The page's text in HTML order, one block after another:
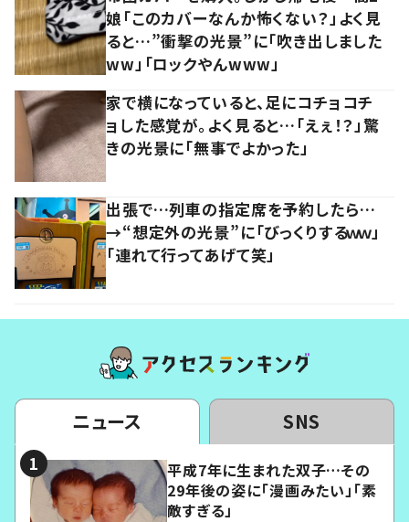
娘「このカバーなんか怖くない？」よく見
ると…”衝撃の光景”に「吹き出しました
ww」「ロックやんwww」
家で横になっていると、足にコチョコチ
ョした感覚が。よく見ると…「えぇ！？」驚
きの光景に「無事でよかった」
出張で…列車の指定席を予約したら…
→“想定外の光景”に「びっくりするｗｗ」
「連れて行ってあげて笑」
ニュース SNS
平成7年に生まれた双子…その
29年後の姿に「漫画みたい」「素
敵すぎる」